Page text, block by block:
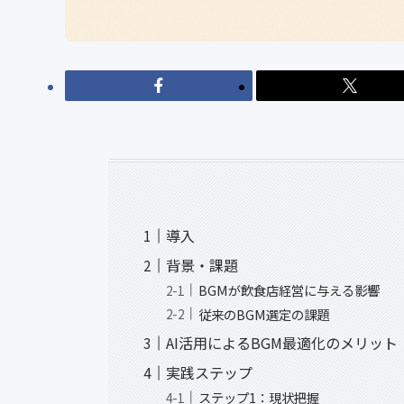
導入
背景・課題
BGMが飲食店経営に与える影響
従来のBGM選定の課題
AI活用によるBGM最適化のメリット
実践ステップ
ステップ1：現状把握